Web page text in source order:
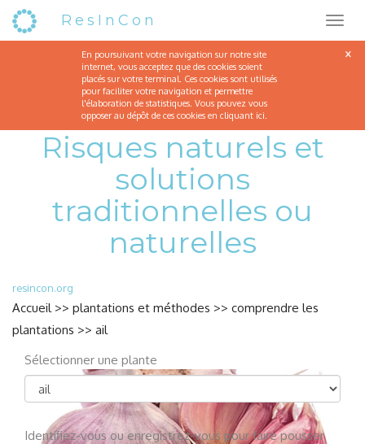
ResInCon
En poursuivant votre navigation sur notre site
internet, vous acceptez que des cookies soient
placés sur votre terminal. Ces cookies sont utilisés
pour faciliter votre navigation et permettre
l'élaboration de statistiques. Vous pouvez vous
opposer au dépôt de ces cookies en cliquant ici.
×
C'est le mois de faire les semis: laitue brune d'hiver
Risques naturels et
solutions
traditionnelles ou
naturelles
resincon.org
Accueil>> plantations et méthodes >> comprendre les
plantations >> ail
Sélectionner une plante
Identifiez-vousouenregistrez-vous pour faire pousser